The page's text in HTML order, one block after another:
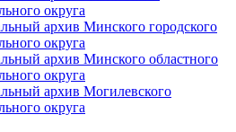
округа
архив Минского городского
округа
архив Минского областного
округа
архив Могилевского
округа